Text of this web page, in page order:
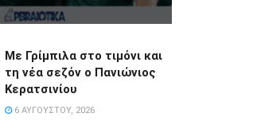
Με Γρίμπιλα στο τιμόνι και
τη νέα σεζόν ο Πανιώνιος
Κερατσινίου
6 ΑΥΓΟΎΣΤΟΥ, 2026